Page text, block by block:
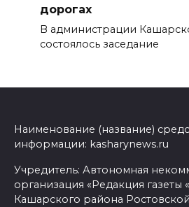
дорогах
В администрации
состоялось заседание
Наименование (название)
информации: kasharynews.ru
Учредитель: Автономная
организация «Редакция газеты
Кашарского района